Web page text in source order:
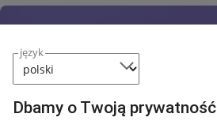
język
Dbamy o Twoją prywatność